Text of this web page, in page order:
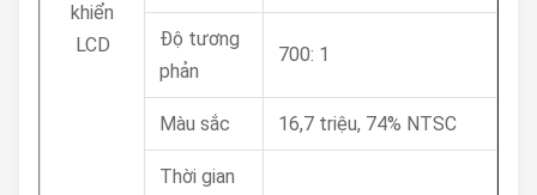
khiển
LCD
Độ tương
phản
700: 1
Màu sắc 16,7 triệu, 74% NTSC
Thời gian